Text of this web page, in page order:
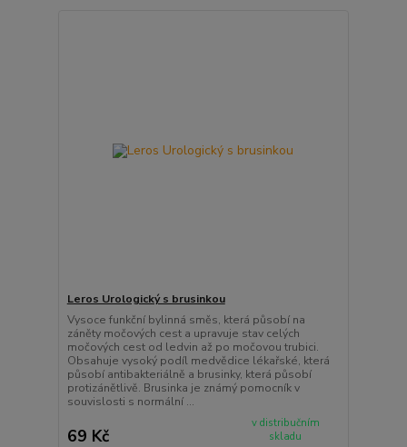
Leros Urologický s brusinkou
Vysoce funkční bylinná směs, která působí na
záněty močových cest a upravuje stav celých
močových cest od ledvin až po močovou trubici.
Obsahuje vysoký podíl medvědice lékařské, která
působí antibakteriálně a brusinky, která působí
protizánětlivě. Brusinka je známý pomocník v
souvislosti s normální ...
69 Kč
v distribučním
skladu